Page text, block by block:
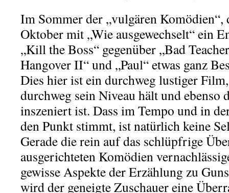
Im Sommer der „vulgären Komödien“,
Oktober mit „Wie ausgewechselt“ ein
„Kill the Boss“ gegenüber „Bad
Hangover II“ und „Paul“ etwas ganz
Dies hier ist ein durchweg lustiger
durchweg sein Niveau hält und
inszeniert ist. Dass im Tempo und in
den Punkt stimmt, ist natürlich keine
Gerade die rein auf das schlüpfrige
ausgerichteten Komödien
gewisse Aspekte der Erzählung zu
wird der geneigte Zuschauer eine